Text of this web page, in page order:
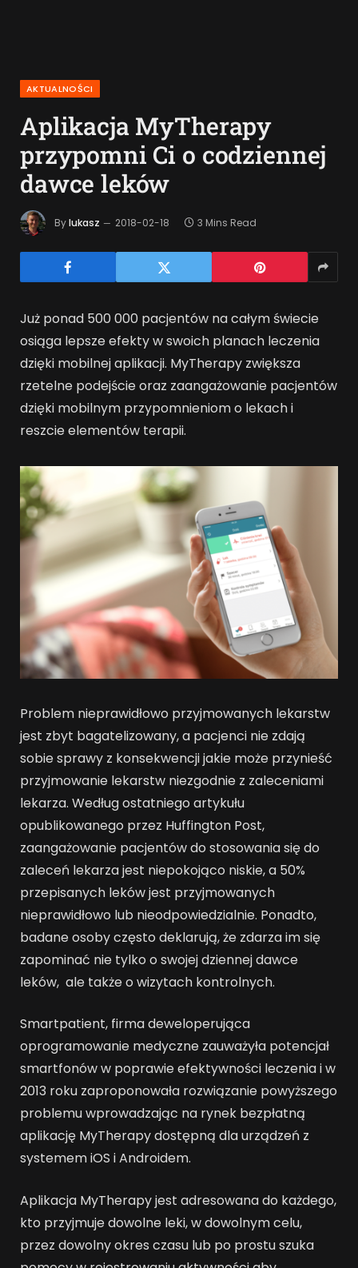
AKTUALNOŚCI
Aplikacja MyTherapy
przypomni Ci o codziennej
dawce leków
Bylukasz 2018-02-18 3 Mins Read
Już ponad 500 000 pacjentów na całym świecie
osiąga lepsze efekty w swoich planach leczenia
dzięki mobilnej aplikacji. MyTherapy zwiększa
rzetelne podejście oraz zaangażowanie pacjentów
dzięki mobilnym przypomnieniom o lekach i
reszcie elementów terapii.
Problem nieprawidłowo przyjmowanych lekarstw
jest zbyt bagatelizowany, a pacjenci nie zdają
sobie sprawy z konsekwencji jakie może przynieść
przyjmowanie lekarstw niezgodnie z zaleceniami
lekarza. Według ostatniego artykułu
opublikowanego przez Huffington Post,
zaangażowanie pacjentów do stosowania się do
zaleceń lekarza jest niepokojąco niskie, a 50%
przepisanych leków jest przyjmowanych
nieprawidłowo lub nieodpowiedzialnie. Ponadto,
badane osoby często deklarują, że zdarza im się
zapominać nie tylko o swojej dziennej dawce
leków, ale także o wizytach kontrolnych.
Smartpatient, firma deweloperująca
oprogramowanie medyczne zauważyła potencjał
smartfonów w poprawie efektywności leczenia i w
2013 roku zaproponowała rozwiązanie powyższego
problemu wprowadzając na rynek bezpłatną
aplikację MyTherapy dostępną dla urządzeń z
systemem iOS i Androidem.
Aplikacja MyTherapy jest adresowana do każdego,
kto przyjmuje dowolne leki, w dowolnym celu,
przez dowolny okres czasu lub po prostu szuka